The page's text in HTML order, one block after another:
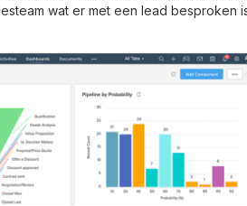
wat er met een lead besproken